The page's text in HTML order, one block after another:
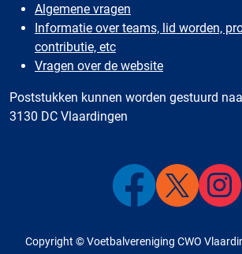
Algemene vragen
Informatie over teams, lid worden,
contributie, etc
Vragen over de website
Poststukken kunnen worden gestuurd
3130 DC Vlaardingen
Copyright © Voetbalvereniging CWO